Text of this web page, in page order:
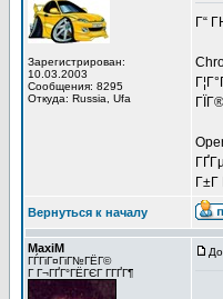
Зарегистрирован:
10.03.2003
Сообщения: 8295
Откуда: Russia, Ufa
Г“
Г±Г
Вернуться к началу
MaxiM
ГЃГіГ¤ГіГ№ГЁГ©
Г Г¬ГҐГ°ГЁГЄГ Г­ГҐГ¶